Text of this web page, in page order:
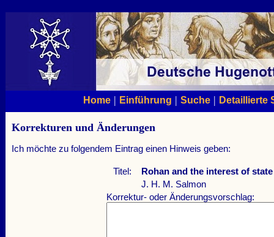
Home| Einführung | Suche| Detaillierte
Korrekturen und Änderungen
Ich möchte zu folgendem Eintrag einen Hinweis geben:
Titel:
Rohan and the interest of state
J. H. M. Salmon
Korrektur- oder Änderungsvorschlag: